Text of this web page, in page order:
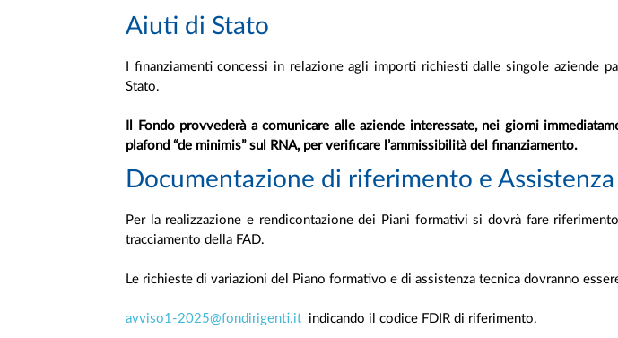
Aiuti di Stato
I finanziamenti concessi in relazione agli importi richiesti dalle singole aziende
Stato.
Il Fondo provvederà a comunicare alle aziende interessate, nei giorni
plafond “de minimis” sul RNA, per verificare l’ammissibilità del finanziamento.
Documentazione di riferimento e
Per la realizzazione e rendicontazione dei Piani formativi si dovrà fare
tracciamento della FAD.
Le richieste di variazioni del Piano formativo e di assistenza tecnica dovranno
avviso1-2025@fondirigenti.it indicando il codice FDIR di riferimento.